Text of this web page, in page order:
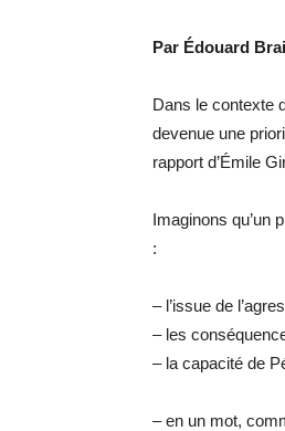
Par Édouard
Dans le contexte
devenue une
rapport d’Émile
Imaginons qu’un
:
– l’issue de
– les
– la capacité de
– en un mot,